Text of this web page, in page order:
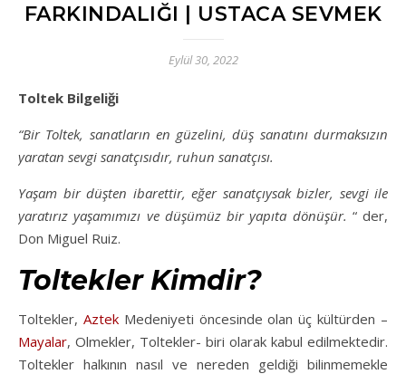
FARKINDALIĞI | USTACA SEVMEK
Eylül 30, 2022
Toltek Bilgeliği
“Bir Toltek, sanatların en güzelini, düş sanatını durmaksızın
yaratan sevgi sanatçısıdır, ruhun sanatçısı.
Yaşam bir düşten ibarettir, eğer sanatçıysak bizler, sevgi ile
yaratırız yaşamımızı ve düşümüz bir yapıta dönüşür. “ der,
Don Miguel Ruiz.
Toltekler Kimdir?
Toltekler, AztekMedeniyeti öncesinde olan üç kültürden –
Mayalar, Olmekler, Toltekler- biri olarak kabul edilmektedir.
Toltekler halkının nasıl ve nereden geldiği bilinmemekle